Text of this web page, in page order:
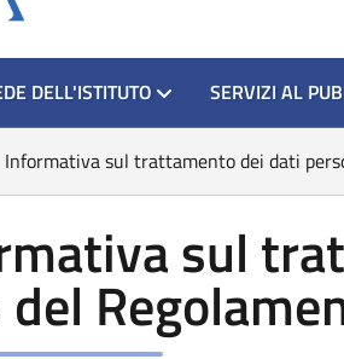
DELL'ISTITUTO SERVIZI AL
Informativa sul trattamento dei dati
sul
del